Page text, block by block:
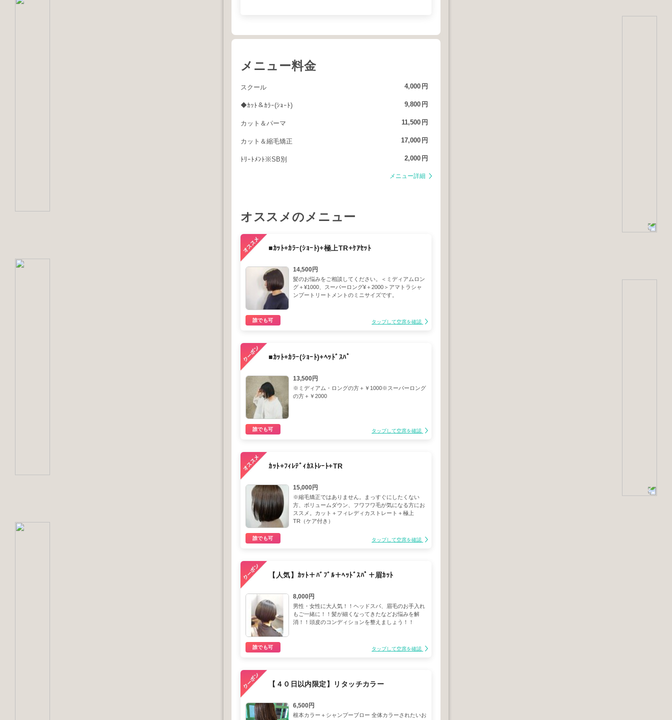
メニュー料金
スクール 4,000 円
◆ｶｯﾄ＆ｶﾗｰ(ｼｮｰﾄ) 9,800 円
カット＆パーマ 11,500 円
カット＆縮毛矯正 17,000 円
ﾄﾘｰﾄﾒﾝﾄ※SB別 2,000 円
メニュー詳細
オススメのメニュー
■ｶｯﾄ+ｶﾗｰ(ｼｮｰﾄ)+極上TR+ｹｱｾｯﾄ
14,500円
髪のお悩みをご相談してください。＜ミディアムロン
グ＋¥1000、スーパーロング¥＋2000＞アマトラシャ
ンプートリートメントのミニサイズです。
誰でも可 タップして空席を確認
■ｶｯﾄ+ｶﾗｰ(ｼｮｰﾄ)+ﾍｯﾄﾞｽﾊﾟ
13,500円
※ミディアム・ロングの方＋￥1000※スーパーロング
の方＋￥2000
誰でも可 タップして空席を確認
ｶｯﾄ+ﾌｨﾚﾃﾞｨｶｽﾄﾚｰﾄ+TR
15,000円
※縮毛矯正ではありません。まっすぐにしたくない
方、ボリュームダウン、フワフワ毛が気になる方にお
ススメ。カット＋フィレディカストレート＋極上
TR（ケア付き）
誰でも可 タップして空席を確認
【人気】ｶｯﾄ＋ﾊﾞﾌﾞﾙ＋ﾍｯﾄﾞｽﾊﾟ＋眉ｶｯﾄ
8,000円
男性・女性に大人気！！ヘッドスパ、眉毛のお手入れ
もご一緒に！！髪が細くなってきたなどお悩みを解
消！！頭皮のコンディションを整えましょう！！
誰でも可 タップして空席を確認
【４０日以内限定】リタッチカラー
6,500円
根本カラー＋シャンプーブロー 全体カラーされたいお